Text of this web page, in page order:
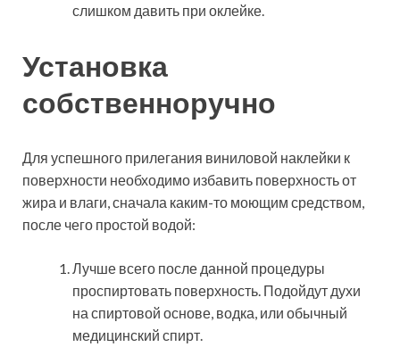
слишком давить при оклейке.
Установка
собственноручно
Для успешного прилегания виниловой наклейки к
поверхности необходимо избавить поверхность от
жира и влаги, сначала каким-то моющим средством,
после чего простой водой:
Лучше всего после данной процедуры
проспиртовать поверхность. Подойдут духи
на спиртовой основе, водка, или обычный
медицинский спирт.